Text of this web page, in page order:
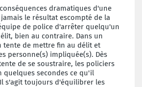
dramatiques d'une
le résultat escompté de la
de police d'arrêter quelqu'un
bien au contraire. Dans un
tente de mettre fin au délit et
personne(s) impliquée(s). Dès
de se soustraire, les policiers
quelques secondes ce qu'il
s'agit toujours d'équilibrer les